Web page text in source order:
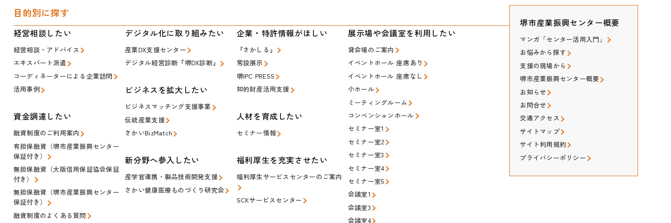
目的別に探す
経営相談したい
経営相談・アドバイス
エキスパート派遣
コーディネーターによる企業訪問
活用事例
資金調達したい
融資制度のご利用案内
有担保融資（堺市産業振興センター
保証付き）
無担保融資（大阪信用保証協会保証
付き）
無担保融資（堺市産業振興センター
保証付き）
融資制度のよくある質問
デジタル化に取り組みたい
産業DX支援センター
デジタル経営診断『堺DX診断』
ビジネスを拡大したい
ビジネスマッチング支援事業
伝統産業支援
さかいBizMatch
新分野へ参入したい
産学官連携・製品技術開発支援
さかい健康医療ものづくり研究会
企業・特許情報がほしい
『さかしる』
常設展示
堺IPC PRESS
知的財産活用支援
人材を育成したい
セミナー情報
福利厚生を充実させたい
福利厚生サービスセンターのご案内
SCKサービスセンター
展示場や会議室を利用したい
貸会場のご案内
イベントホール 座席あり
イベントホール 座席なし
小ホール
ミーティングルーム
コンベンションホール
セミナー室1
セミナー室2
セミナー室3
セミナー室4
セミナー室5
会議室1
会議室3
会議室4
堺市産業振興センター概要
マンガ「センター活用入門」
お悩みから探す
支援の現場から
堺市産業振興センター概要
お知らせ
お問合せ
交通アクセス
サイトマップ
サイト利用規約
プライバシーポリシー